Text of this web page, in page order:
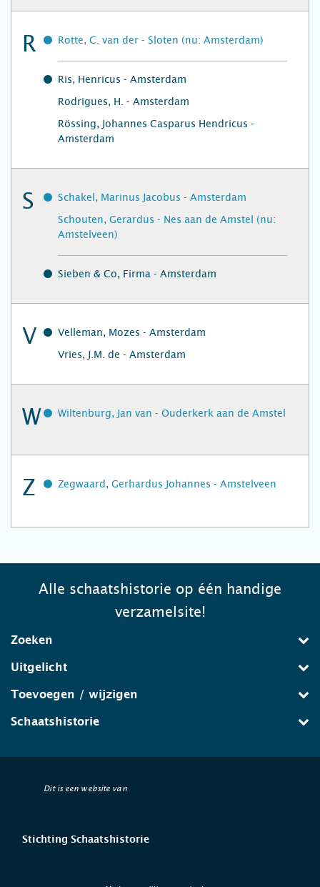
R Rotte, C. van der - Sloten (nu: Amsterdam)
Ris, Henricus - Amsterdam
Rodrigues, H. - Amsterdam
Rössing, Johannes Casparus Hendricus -
Amsterdam
S
Schakel, Marinus Jacobus - Amsterdam
Schouten, Gerardus - Nes aan de Amstel (nu:
Amstelveen)
Sieben & Co, Firma - Amsterdam
V
Velleman, Mozes - Amsterdam
Vries, J.M. de - Amsterdam
W Wiltenburg, Jan van - Ouderkerk aan de Amstel
Z Zegwaard, Gerhardus Johannes - Amstelveen
Alle schaatshistorie op één handige
verzamelsite!
Zoeken
Uitgelicht
Toevoegen / wijzigen
Schaatshistorie
Dit is een website van
Stichting Schaatshistorie